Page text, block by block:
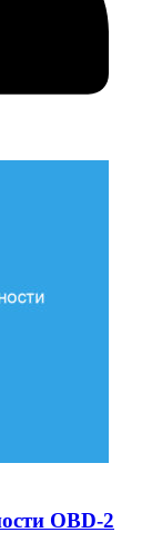
OBD-2